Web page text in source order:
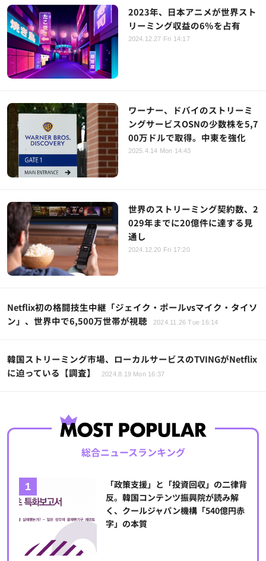
2023年、日本アニメが世界スト
リーミング収益の6％を占有
2024.12.27 Fri 14:17
ワーナー、ドバイのストリーミ
ングサービスOSNの少数株を5,7
00万ドルで取得。中東を強化
2025.4.14 Mon 14:43
世界のストリーミング契約数、2
029年までに20億件に達する見
通し
2024.12.20 Fri 17:20
Netflix初の格闘技生中継「ジェイク・ポールvsマイク・タイソ
ン」、世界中で6,500万世帯が視聴
2024.11.26 Tue 16:14
韓国ストリーミング市場、ローカルサービスのTVINGがNetflix
に迫っている【調査】
2024.8.19 Mon 16:37
総合ニュースランキング
「政策支援」と「投資回収」の二律背
反。韓国コンテンツ振興院が読み解
く、クールジャパン機構「540億円赤
字」の本質